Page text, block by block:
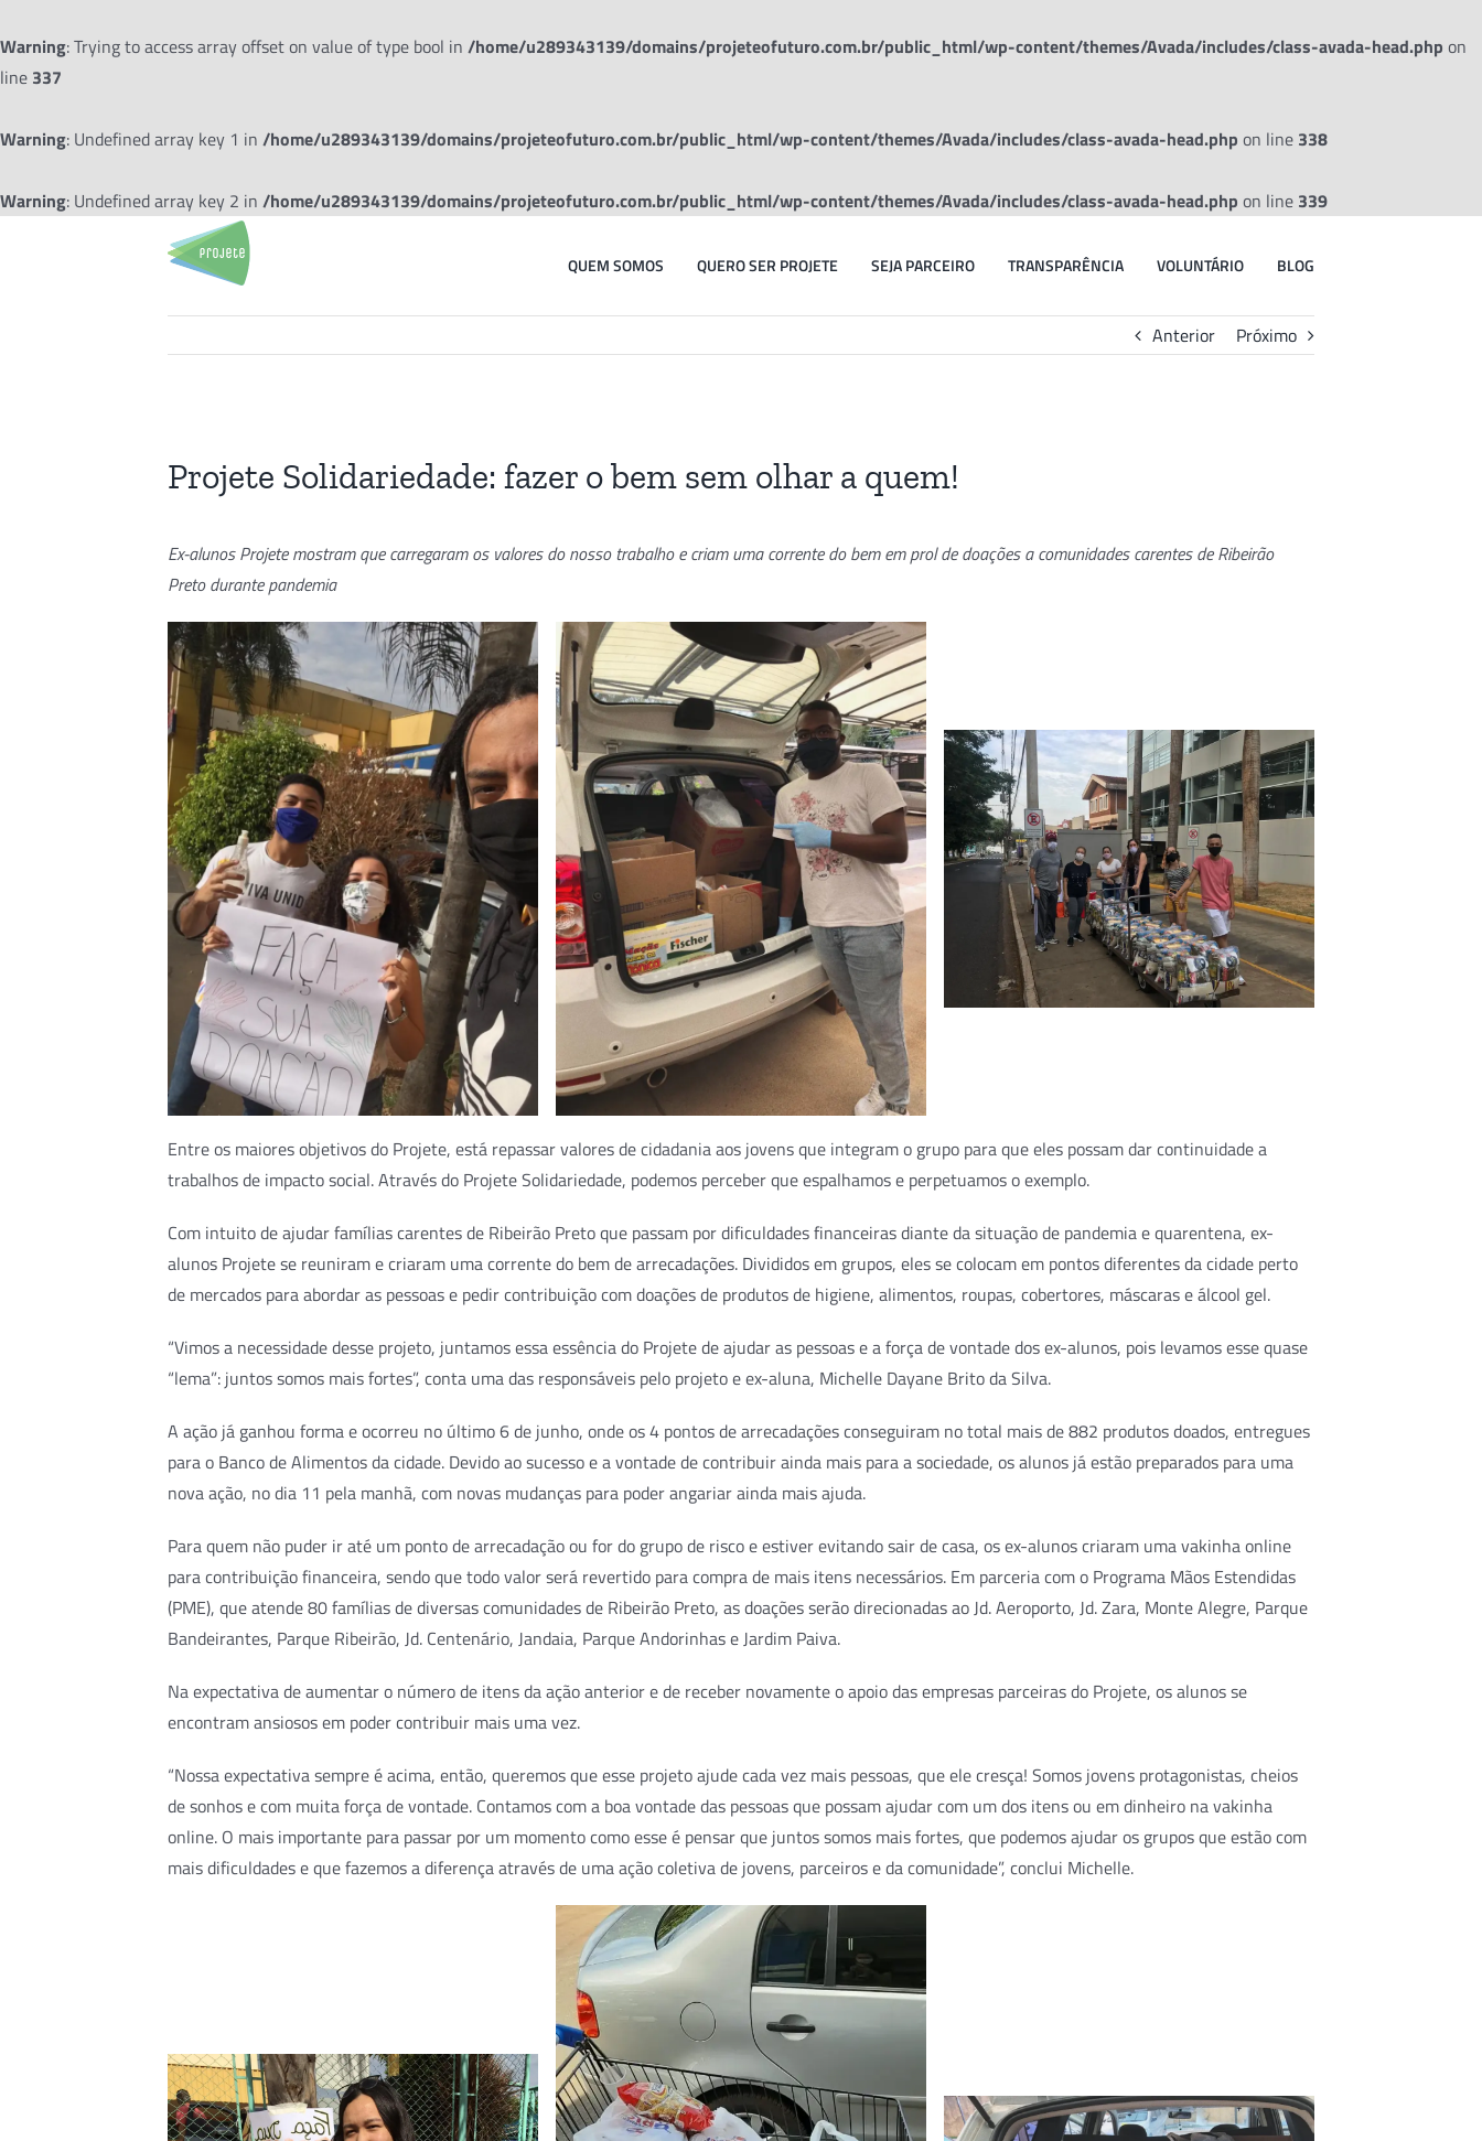
Warning: Trying to access array offset on value of type bool in /home/u289343139/domains/projeteofuturo.com.br/public_html/wp-content/themes/Avada/includes/class-avada-head.php on
line 337
Warning: Undefined array key 1 in /home/u289343139/domains/projeteofuturo.com.br/public_html/wp-content/themes/Avada/includes/class-avada-head.php on line 338
Warning: Undefined array key 2 in /home/u289343139/domains/projeteofuturo.com.br/public_html/wp-content/themes/Avada/includes/class-avada-head.php on line 339
QUEM SOMOS QUERO SER PROJETE SEJA PARCEIRO TRANSPARÊNCIA VOLUNTÁRIO BLOG
Anterior Próximo
Larger
Image
Projete Solidariedade: fazer o bem sem olhar a quem!
Ex-alunos Projete mostram que carregaram os valores do nosso trabalho e criam uma corrente do bem em prol de doações a comunidades carentes de Ribeirão
Preto durante pandemia
Entre os maiores objetivos do Projete, está repassar valores de cidadania aos jovens que integram o grupo para que eles possam dar continuidade a
trabalhos de impacto social. Através do Projete Solidariedade, podemos perceber que espalhamos e perpetuamos o exemplo.
Com intuito de ajudar famílias carentes de Ribeirão Preto que passam por dificuldades financeiras diante da situação de pandemia e quarentena, ex-
alunos Projete se reuniram e criaram uma corrente do bem de arrecadações. Divididos em grupos, eles se colocam em pontos diferentes da cidade perto
de mercados para abordar as pessoas e pedir contribuição com doações de produtos de higiene, alimentos, roupas, cobertores, máscaras e álcool gel.
“Vimos a necessidade desse projeto, juntamos essa essência do Projete de ajudar as pessoas e a força de vontade dos ex-alunos, pois levamos esse quase
“lema”: juntos somos mais fortes”, conta uma das responsáveis pelo projeto e ex-aluna, Michelle Dayane Brito da Silva.
A ação já ganhou forma e ocorreu no último 6 de junho, onde os 4 pontos de arrecadações conseguiram no total mais de 882 produtos doados, entregues
para o Banco de Alimentos da cidade. Devido ao sucesso e a vontade de contribuir ainda mais para a sociedade, os alunos já estão preparados para uma
nova ação, no dia 11 pela manhã, com novas mudanças para poder angariar ainda mais ajuda.
Para quem não puder ir até um ponto de arrecadação ou for do grupo de risco e estiver evitando sair de casa, os ex-alunos criaram uma vakinha online
para contribuição financeira, sendo que todo valor será revertido para compra de mais itens necessários. Em parceria com o Programa Mãos Estendidas
(PME), que atende 80 famílias de diversas comunidades de Ribeirão Preto, as doações serão direcionadas ao Jd. Aeroporto, Jd. Zara, Monte Alegre, Parque
Bandeirantes, Parque Ribeirão, Jd. Centenário, Jandaia, Parque Andorinhas e Jardim Paiva.
Na expectativa de aumentar o número de itens da ação anterior e de receber novamente o apoio das empresas parceiras do Projete, os alunos se
encontram ansiosos em poder contribuir mais uma vez.
“Nossa expectativa sempre é acima, então, queremos que esse projeto ajude cada vez mais pessoas, que ele cresça! Somos jovens protagonistas, cheios
de sonhos e com muita força de vontade. Contamos com a boa vontade das pessoas que possam ajudar com um dos itens ou em dinheiro na vakinha
online. O mais importante para passar por um momento como esse é pensar que juntos somos mais fortes, que podemos ajudar os grupos que estão com
mais dificuldades e que fazemos a diferença através de uma ação coletiva de jovens, parceiros e da comunidade”, conclui Michelle.